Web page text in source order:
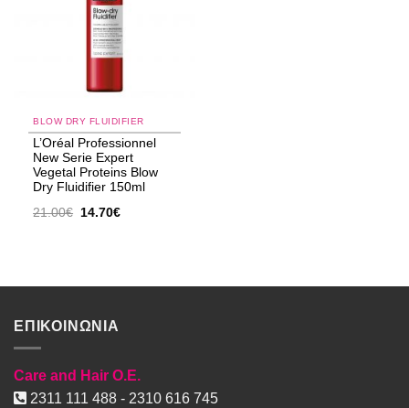
BLOW DRY FLUIDIFIER
L’Oréal Professionnel
New Serie Expert
Vegetal Proteins Blow
Dry Fluidifier 150ml
21.00€ Original
14.70€Η
ΕΠΙΚΟΙΝΩΝΙΑ
Care and Hair O.E.
2311 111 488 - 2310 616 745